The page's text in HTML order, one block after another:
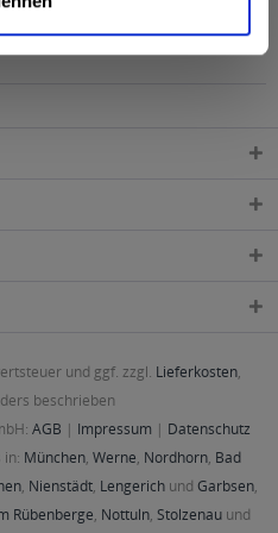
24 x 0,33l wird in den
Orten und Postleitzahl-
und ggf. zzgl. Lieferkosten,
beschrieben
AGB | Impressum | Datenschutz
in: München, Werne, Nordhorn, Bad
, Nienstädt, Lengerichund Garbsen,
Rübenberge, Nottuln, Stolzenau und